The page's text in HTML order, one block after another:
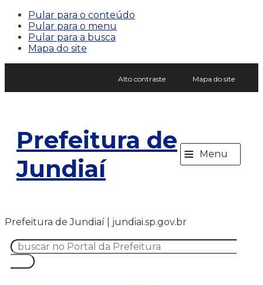
Pular para o conteúdo
Pular para o menu
Pular para a busca
Mapa do site
Alto contraste Mapa do site
Prefeitura de
Jundiaí
≡ Menu
Prefeitura de Jundiaí | jundiai.sp.gov.br